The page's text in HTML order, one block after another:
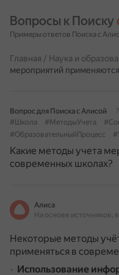
Вопросы к Поиску
Примеры ответов Поиска с
Главная / Наука и
мероприятий
Вопрос для Поиска с Алисой
#Школа
#МетодыУчета
#ОбразовательныйПроцесс
Какие методы учета
современных школах?
Алиса
Некоторые методы
применяться в
Использование